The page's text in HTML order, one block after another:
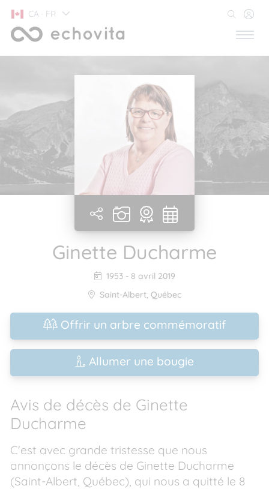
CA · FR
Ginette Ducharme
1953- 8 avril 2019
Saint-Albert, Québec
Offrir un arbre commémoratif
Allumer une bougie
Avis de décès de Ginette
Ducharme
C'est avec grande tristesse que nous
annonçons le décès de Ginette Ducharme
(Saint-Albert, Québec), qui nous a quitté le 8